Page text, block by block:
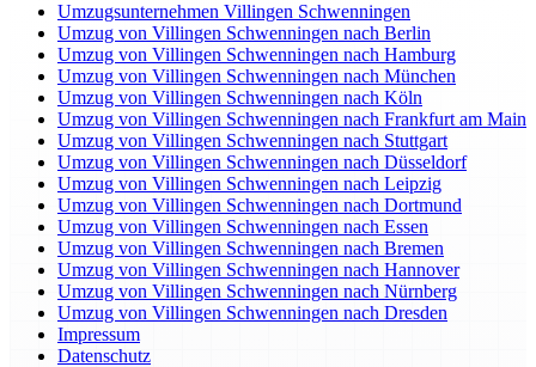
Umzugsunternehmen Villingen Schwenningen
Umzug von Villingen Schwenningen nach Berlin
Umzug von Villingen Schwenningen nach Hamburg
Umzug von Villingen Schwenningen nach München
Umzug von Villingen Schwenningen nach Köln
Umzug von Villingen Schwenningen nach Frankfurt am Main
Umzug von Villingen Schwenningen nach Stuttgart
Umzug von Villingen Schwenningen nach Düsseldorf
Umzug von Villingen Schwenningen nach Leipzig
Umzug von Villingen Schwenningen nach Dortmund
Umzug von Villingen Schwenningen nach Essen
Umzug von Villingen Schwenningen nach Bremen
Umzug von Villingen Schwenningen nach Hannover
Umzug von Villingen Schwenningen nach Nürnberg
Umzug von Villingen Schwenningen nach Dresden
Impressum
Datenschutz